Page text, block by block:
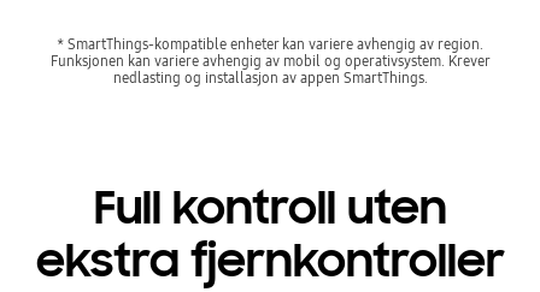
* SmartThings-kompatible enheter kan variere avhengig av region.
Funksjonen kan variere avhengig av mobil og operativsystem. Krever
nedlasting og installasjon av appen SmartThings.
Full kontroll uten
ekstra fjernkontroller